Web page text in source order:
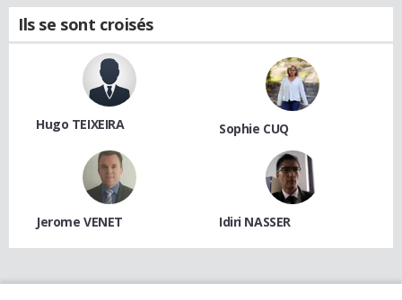
Ils se sont croisés
Hugo TEIXEIRA Sophie CUQ
Jerome VENET Idiri NASSER